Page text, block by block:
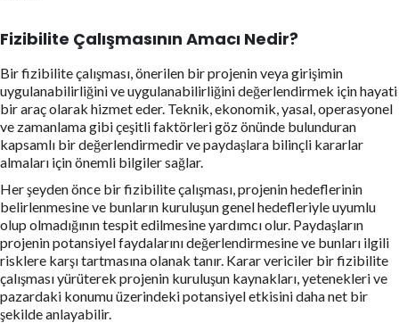
Fizibilite Çalışmasının Amacı Nedir?
Bir fizibilite çalışması, önerilen bir projenin veya girişimin
uygulanabilirliğini ve uygulanabilirliğini değerlendirmek için hayati
bir araç olarak hizmet eder. Teknik, ekonomik, yasal, operasyonel
ve zamanlama gibi çeşitli faktörleri göz önünde bulunduran
kapsamlı bir değerlendirmedir ve paydaşlara bilinçli kararlar
almaları için önemli bilgiler sağlar.
Her şeyden önce bir fizibilite çalışması, projenin hedeflerinin
belirlenmesine ve bunların kuruluşun genel hedefleriyle uyumlu
olup olmadığının tespit edilmesine yardımcı olur. Paydaşların
projenin potansiyel faydalarını değerlendirmesine ve bunları ilgili
risklere karşı tartmasına olanak tanır. Karar vericiler bir fizibilite
çalışması yürüterek projenin kuruluşun kaynakları, yetenekleri ve
pazardaki konumu üzerindeki potansiyel etkisini daha net bir
şekilde anlayabilir.